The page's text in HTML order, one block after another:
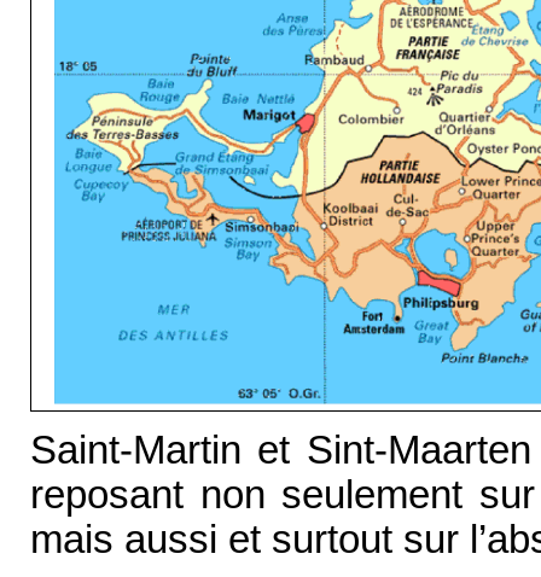
Saint-Martin et Sint-
reposant non seulement
mais aussi et surtout sur